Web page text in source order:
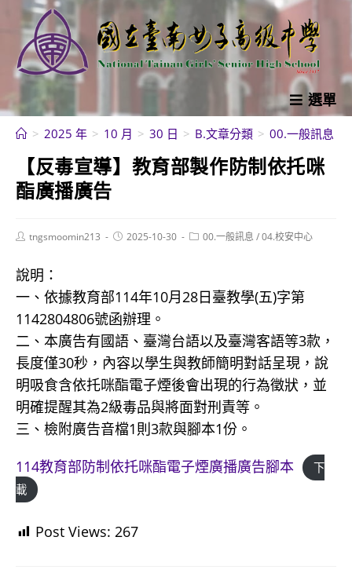
內
選單
> 2025 年 > 10 月 > 30 日 > B.文章分類 > 00.一般訊息
【反毒宣導】教育部製作防制依托咪
酯廣播廣告
Posttngsmoomin213
Post2025-10-30
Post00.一般訊息 /04.校安中心
說明：
一、依據教育部114年10月28日臺教學(五)字第
1142804806號函辦理。
二、本廣告有國語、臺灣台語以及臺灣客語等3款，
長度僅30秒，內容以學生與教師簡明對話呈現，說
明吸食含依托咪酯電子煙後會出現的行為徵狀，並
明確提醒其為2級毒品與將面對刑責等。
三、檢附廣告音檔1則3款與腳本1份。
114教育部防制依托咪酯電子煙廣播廣告腳本
下
載
Post Views: 267